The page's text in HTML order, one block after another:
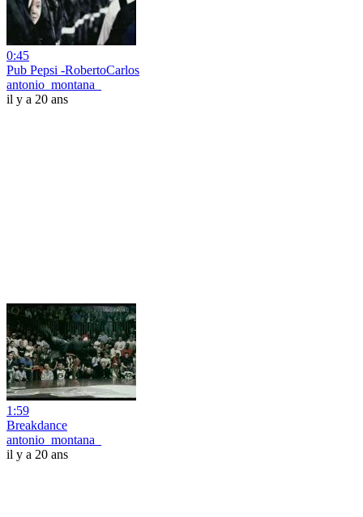
0:45
Pub Pepsi -RobertoCarlos
antonio_montana_
il y a 20 ans
1:59
Breakdance
antonio_montana_
il y a 20 ans